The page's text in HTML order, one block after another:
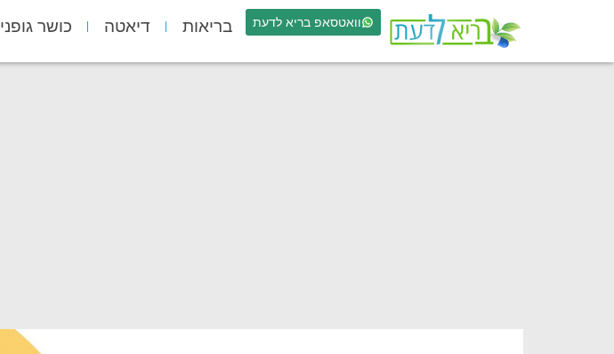
וואטסאפ בריא לדעת בריאות דיאטה כושר גופני